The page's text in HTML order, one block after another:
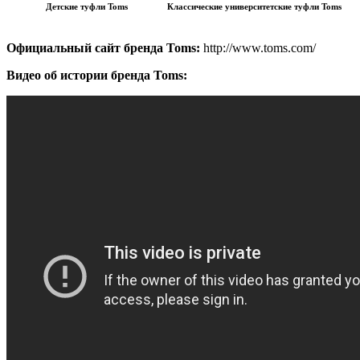
Детские туфли Toms Классические университетские туфли Toms
Официальный сайт бренда Toms: http://www.toms.com/
Видео об истории бренда Toms: